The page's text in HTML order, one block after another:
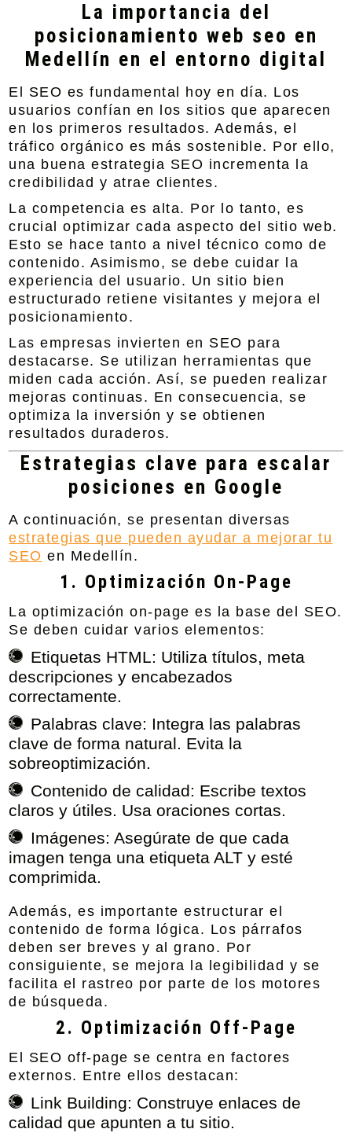
La importancia del
posicionamiento web seo en
Medellín en el entorno digital
El SEO es fundamental hoy en día. Los
usuarios confían en los sitios que aparecen
en los primeros resultados. Además, el
tráfico orgánico es más sostenible. Por ello,
una buena estrategia SEO incrementa la
credibilidad y atrae clientes.
La competencia es alta. Por lo tanto, es
crucial optimizar cada aspecto del sitio web.
Esto se hace tanto a nivel técnico como de
contenido. Asimismo, se debe cuidar la
experiencia del usuario. Un sitio bien
estructurado retiene visitantes y mejora el
posicionamiento.
Las empresas invierten en SEO para
destacarse. Se utilizan herramientas que
miden cada acción. Así, se pueden realizar
mejoras continuas. En consecuencia, se
optimiza la inversión y se obtienen
resultados duraderos.
Estrategias clave para escalar
posiciones en Google
A continuación, se presentan diversas
estrategias que pueden ayudar a mejorar tu
SEO en Medellín.
1. Optimización On-Page
La optimización on-page es la base del SEO.
Se deben cuidar varios elementos:
Etiquetas HTML: Utiliza títulos, meta
descripciones y encabezados
correctamente.
Palabras clave: Integra las palabras
clave de forma natural. Evita la
sobreoptimización.
Contenido de calidad: Escribe textos
claros y útiles. Usa oraciones cortas.
Imágenes: Asegúrate de que cada
imagen tenga una etiqueta ALT y esté
comprimida.
Además, es importante estructurar el
contenido de forma lógica. Los párrafos
deben ser breves y al grano. Por
consiguiente, se mejora la legibilidad y se
facilita el rastreo por parte de los motores
de búsqueda.
2. Optimización Off-Page
El SEO off-page se centra en factores
externos. Entre ellos destacan:
Link Building: Construye enlaces de
calidad que apunten a tu sitio.